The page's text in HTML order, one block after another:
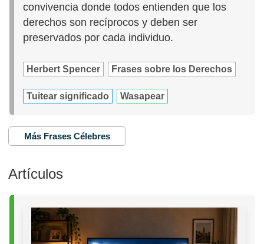
convivencia donde todos entienden que los
derechos son recíprocos y deben ser
preservados por cada individuo.
Herbert Spencer Frases sobre los Derechos
Tuitear significado Wasapear
Más Frases Célebres
Artículos